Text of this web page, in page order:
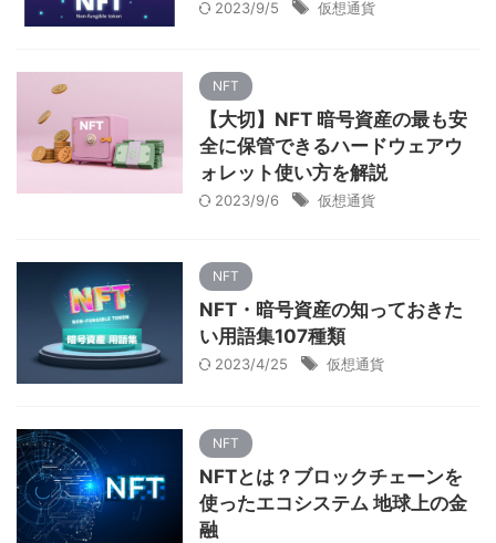
2023/9/5 仮想通貨
NFT
【大切】NFT 暗号資産の最も安
全に保管できるハードウェアウ
ォレット使い方を解説
2023/9/6 仮想通貨
NFT
NFT・暗号資産の知っておきた
い用語集107種類
2023/4/25 仮想通貨
NFT
NFTとは？ブロックチェーンを
使ったエコシステム 地球上の金
融